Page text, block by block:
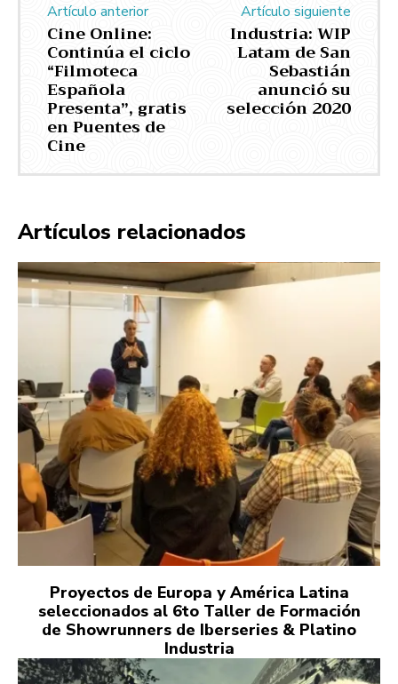
Artículo anterior
Cine Online:
Continúa el ciclo
“Filmoteca
Española
Presenta”, gratis
en Puentes de
Cine
Artículo siguiente
Industria: WIP
Latam de San
Sebastián
anunció su
selección 2020
Artículos relacionados
Proyectos de Europa y América Latina
seleccionados al 6to Taller de Formación
de Showrunners de Iberseries & Platino
Industria